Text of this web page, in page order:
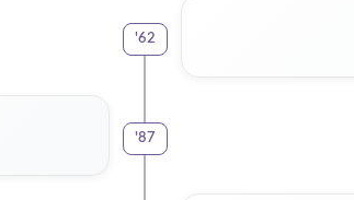
62
'
87
'